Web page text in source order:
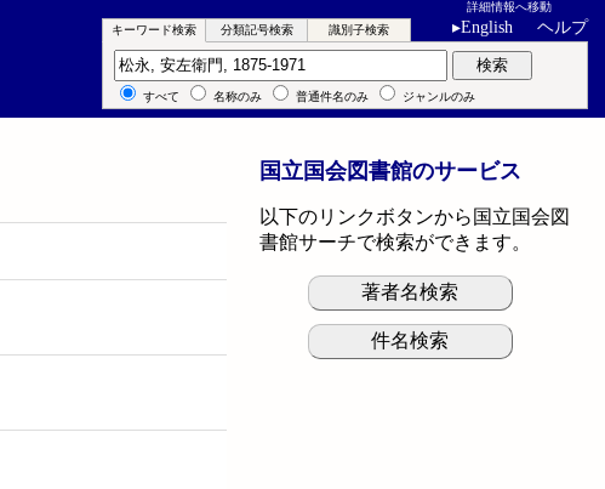
詳細情報へ移動
▸English ヘルプ
キーワード検索 分類記号検索 識別子検索
キーワード検索 検索
すべて 名称のみ 普通件名のみ ジャンルのみ
国立国会図書館のサービス
以下のリンクボタンから国立国会図
書館サーチで検索ができます。
著者名検索
件名検索